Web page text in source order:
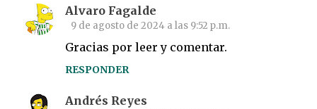
Alvaro Fagalde
9 de agosto de 2024 a las 9:52 p.m.
Gracias por leer y comentar.
RESPONDER
Andrés Reyes